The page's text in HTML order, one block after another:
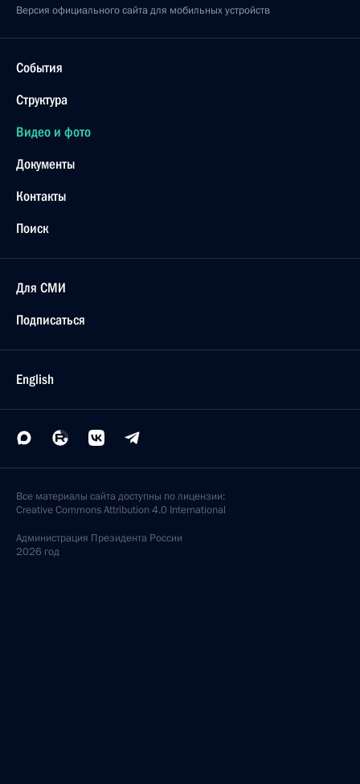
Версия официального сайта для мобильных устройств
События
Структура
Видео и фото
Документы
Контакты
Поиск
Для СМИ
Подписаться
English
Все материалы сайта доступны по лицензии:
Creative Commons Attribution 4.0 International
Администрация Президента России
2026 год